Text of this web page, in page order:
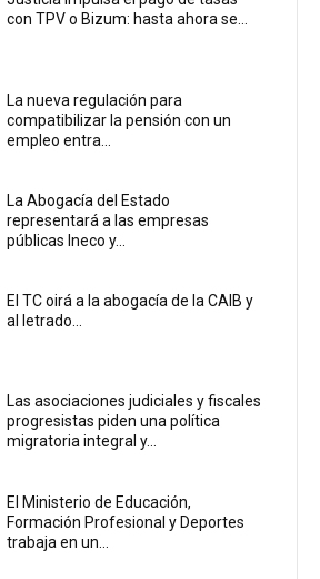
con TPV o Bizum: hasta ahora se...
La nueva regulación para
compatibilizar la pensión con un
empleo entra...
La Abogacía del Estado
representará a las empresas
públicas Ineco y...
El TC oirá a la abogacía de la CAIB y
al letrado...
Las asociaciones judiciales y fiscales
progresistas piden una política
migratoria integral y...
El Ministerio de Educación,
Formación Profesional y Deportes
trabaja en un...